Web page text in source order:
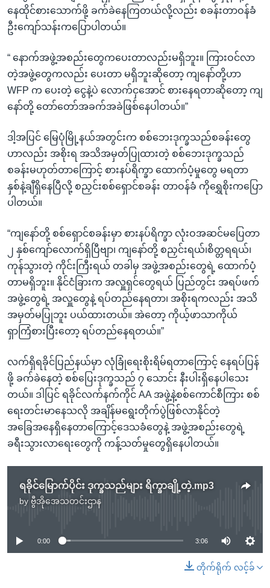
နေထိုင်စားသောက်ဖို့ ခက်ခဲနေကြတယ်လို့လည်း စခန်းတာဝန်ခံ
ဦးကျော်သန်းကပြောပါတယ်။
“ နောက်အဖွဲ့အစည်းတွေကပေးတာလည်းမရှိဘူး။ ကြားဝင်လာ
တဲ့အဖွဲ့တွေကလည်း ပေးတာ မရှိဘူးဆိုတော့ ကျနော်တို့ဟာ
WFP က ပေးတဲ့ ငွေနဲ့ပဲ လောက်ငှအောင် စားနေရတာဆိုတော့ ကျ
နော်တို့ တော်တော်အခက်အခဲဖြစ်နေပါတယ်။”
ဒါ့အပြင် မြေပုံမြို့နယ်အတွင်းက စစ်ဘေးဒုက္ခသည်စခန်းတွေ
ဟာလည်း အစိုးရ အသိအမှတ်ပြုထားတဲ့ စစ်ဘေးဒုက္ခသည်
စခန်းမဟုတ်တာကြောင့် စားနပ်ရိက္ခာ ထောက်ပံ့မှုတွေ မရတာ
နှစ်နဲ့ချီရှိနေပြီလို့ စညှင်းစစ်ရှောင်စခန်း တာဝန်ခံ ကိုရွှေစိုးကပြော
ပါတယ်။
“ကျနော်တို့ စစ်ရှောင်စခန်းမှာ စားနပ်ရိက္ခာ လုံးဝအဆင်မပြေတာ
၂ နှစ်ကျော်လောက်ရှိပြီဗျာ၊ ကျနော်တို့ စညှင်းရယ်၊စိတ္တရရယ်၊
ကုန်သွားတဲ့ ကိုင်းကြီးရယ် တခါမှ အဖွဲ့အစည်းတွေရဲ့ ထောက်ပံ့
တာမရှိဘူး။ နိုင်ငံခြားက အလှူရှင်တွေရယ် ပြည်တွင်း အရပ်ဖက်
အဖွဲ့တွေရဲ့ အလှူတွေနဲ့ ရပ်တည်နေရတာ၊ အစိုးရကလည်း အသိ
အမှတ်မပြုဘူး ပယ်ထားတယ်။ အဲတော့ ကိုယ့်ဖာသာကိုယ်
ရှာကြံစားပြီးတော့ ရပ်တည်နေရတယ်။”
လက်ရှိရခိုင်ပြည်နယ်မှာ လုံခြုံရေးစိုးရိမ်ရတာကြောင့် နေရပ်ပြန်
ဖို့ ခက်ခဲနေတဲ့ စစ်ပြေးဒုက္ခသည် ၇ သောင်း နီးပါးရှိနေပါသေး
တယ်။ ဒါပြင် ရခိုင်လက်နက်ကိုင် AA အဖွဲ့နဲ့စစ်ကောင်စီကြား စစ်
ရေးတင်းမာနေသလို အချိန်မရွေးတိုက်ပွဲဖြစ်လာနိုင်တဲ့
အခြေအနေရှိနေတာကြောင့်ဒေသခံတွေနဲ့ အဖွဲ့အစည်းတွေရဲ့
ခရီးသွားလာရေးတွေကို ကန့်သတ်မှုတွေရှိနေပါတယ်။
ရခိုင်မြောက်ပိုင်း ဒုက္ခသည်များ ရိက္ခာချို့တဲ့.mp3
by ဗွီအိုအေသတင်းဌာန
No media source currently available
0:00 3:06
တိုက်ရိုက် လင့်ခ်